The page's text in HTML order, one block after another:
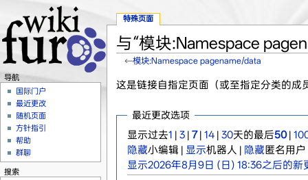
与“模块:Namespace
←模块:Namespace pagename/data
这是链接自指定页面（或至指定分类的成
最近更改选项
显示过去1 | 3| 7| 14| 30天的最后50|
隐藏小编辑 | 显示机器人 | 隐藏匿名用
显示2026年8月9日 (日) 18:36之后的新
特殊页面
导航
国际门户
最近更改
随机页面
方针指引
帮助
群聊
搜索